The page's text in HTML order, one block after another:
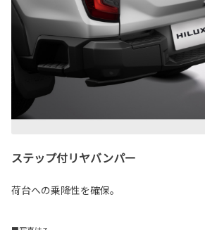
ステップ付リヤバンパー
荷台への乗降性を確保。